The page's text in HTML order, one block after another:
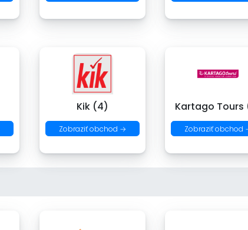
Kik (4)
Zobraziť obchod →
Kartago Tours
Zobraziť obchod